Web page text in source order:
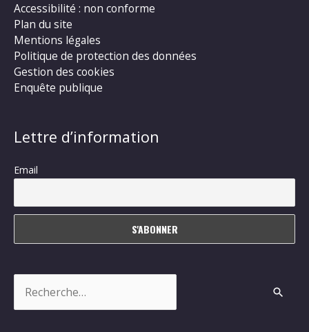
Accessibilité : non conforme
Plan du site
Mentions légales
Politique de protection des données
Gestion des cookies
Enquête publique
Lettre d’information
Email